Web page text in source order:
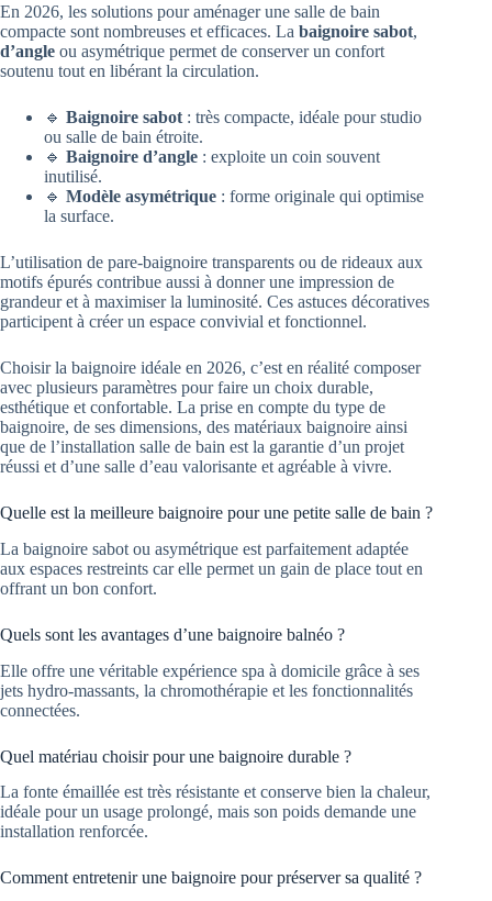
En 2026, les solutions pour aménager une salle de bain
compacte sont nombreuses et efficaces. La baignoire sabot,
d’angle ou asymétrique permet de conserver un confort
soutenu tout en libérant la circulation.
🔹 Baignoire sabot : très compacte, idéale pour studio
ou salle de bain étroite.
🔹 Baignoire d’angle : exploite un coin souvent
inutilisé.
🔹 Modèle asymétrique : forme originale qui optimise
la surface.
L’utilisation de pare-baignoire transparents ou de rideaux aux
motifs épurés contribue aussi à donner une impression de
grandeur et à maximiser la luminosité. Ces astuces décoratives
participent à créer un espace convivial et fonctionnel.
Choisir la baignoire idéale en 2026, c’est en réalité composer
avec plusieurs paramètres pour faire un choix durable,
esthétique et confortable. La prise en compte du type de
baignoire, de ses dimensions, des matériaux baignoire ainsi
que de l’installation salle de bain est la garantie d’un projet
réussi et d’une salle d’eau valorisante et agréable à vivre.
Quelle est la meilleure baignoire pour une petite salle de bain ?
La baignoire sabot ou asymétrique est parfaitement adaptée
aux espaces restreints car elle permet un gain de place tout en
offrant un bon confort.
Quels sont les avantages d’une baignoire balnéo ?
Elle offre une véritable expérience spa à domicile grâce à ses
jets hydro-massants, la chromothérapie et les fonctionnalités
connectées.
Quel matériau choisir pour une baignoire durable ?
La fonte émaillée est très résistante et conserve bien la chaleur,
idéale pour un usage prolongé, mais son poids demande une
installation renforcée.
Comment entretenir une baignoire pour préserver sa qualité ?